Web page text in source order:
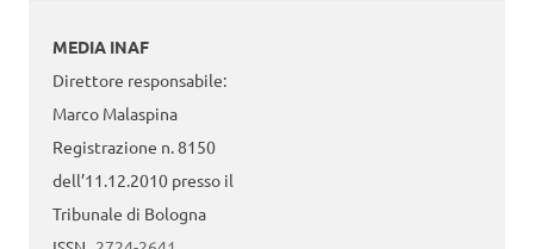
MEDIA INAF
Direttore responsabile:
Marco Malaspina
Registrazione n. 8150
dell’11.12.2010 presso il
Tribunale di Bologna